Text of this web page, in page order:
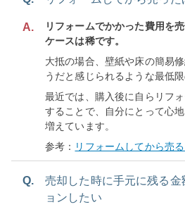
A.
リフォームでかかった費用を
ケースは稀です。
大抵の場合、壁紙や床の簡易
うだと感じられるような最低
最近では、購入後に自らリフ
することで、自分にとって心
増えています。
参考： リフォームしてから売
Q.
売却した時に手元に残る金
ョンしたい